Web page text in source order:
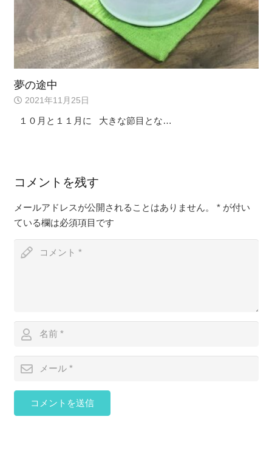
夢の途中
2021年11月25日
１０月と１１月に 大きな節目とな…
コメントを残す
メールアドレスが公開されることはありません。 *が付い
ている欄は必須項目です
コメントを送信